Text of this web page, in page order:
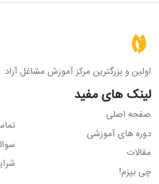
اولین و بزرگترین مرکز آموزش مشاغل آزاد
لینک های مفید
صفحه اصلی
دوره های آموزشی
مقالات
چی بپزم!